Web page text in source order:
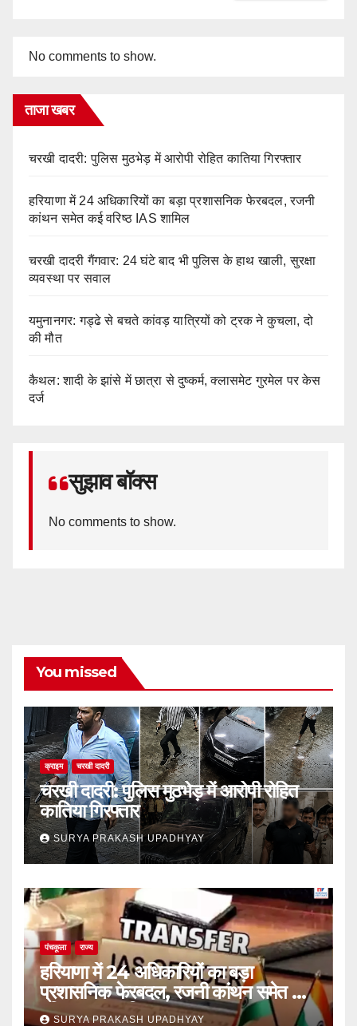
No comments to show.
ताजा खबर
चरखी दादरी: पुलिस मुठभेड़ में आरोपी रोहित कातिया गिरफ्तार
हरियाणा में 24 अधिकारियों का बड़ा प्रशासनिक फेरबदल, रजनी
कांथन समेत कई वरिष्ठ IAS शामिल
चरखी दादरी गैंगवार: 24 घंटे बाद भी पुलिस के हाथ खाली, सुरक्षा
व्यवस्था पर सवाल
यमुनानगर: गड्ढे से बचते कांवड़ यात्रियों को ट्रक ने कुचला, दो
की मौत
कैथल: शादी के झांसे में छात्रा से दुष्कर्म, क्लासमेट गुरमेल पर केस
दर्ज
सुझाव बॉक्स
No comments to show.
You missed
क्राइम चरखी दादरी
चरखी दादरी: पुलिस मुठभेड़ में आरोपी रोहित
कातिया गिरफ्तार
SURYA PRAKASH UPADHYAY
पंचकूला राज्य
हरियाणा में 24 अधिकारियों का बड़ा
प्रशासनिक फेरबदल, रजनी कांथन समेत कई
वरिष्ठ IAS शामिल
SURYA PRAKASH UPADHYAY